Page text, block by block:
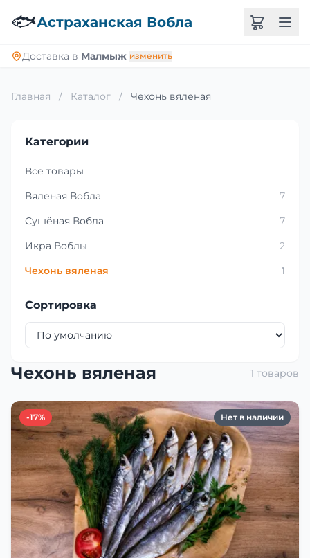
🐟Астраханская Вобла
Доставка в Малмыж изменить
Главная / Каталог / Чехонь вяленая
Категории
Все товары
Вяленая Вобла
7
Сушёная Вобла
7
Икра Воблы
2
Чехонь вяленая
1
Сортировка
Чехонь вяленая 1 товаров
-17% Нет в наличии